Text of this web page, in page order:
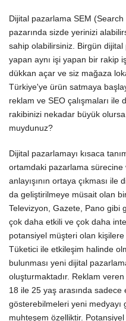
Dijital pazarlama SEM
pazarında sizde yerinizi
sahip olabilirsiniz. Birgün dijital
yapan aynı işi yapan bir rakip
dükkan açar ve siz mağaza
Türkiye'ye ürün satmaya
reklam ve SEO çalışmaları
rakibinizi nekadar büyük
muydunuz?
Dijital pazarlamayı kısaca
ortamdaki pazarlama sürecine
anlayışının ortaya çıkması
da geliştirilmeye müsait olan
Televizyon, Gazete, Pano gibi
çok daha etkili ve çok daha
potansiyel müşteri olan
Tüketici ile etkileşim halinde
bulunması yeni dijital
oluşturmaktadır. Reklam
18 ile 25 yaş arasında
gösterebilmeleri yeni medyayı
muhteşem özelliktir.